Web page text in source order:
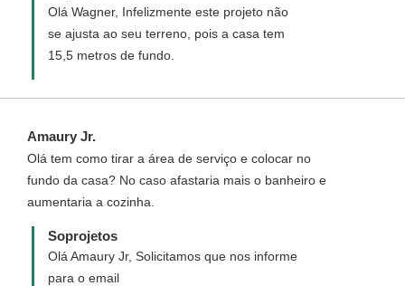
Olá Wagner, Infelizmente este projeto não
se ajusta ao seu terreno, pois a casa tem
15,5 metros de fundo.
Amaury Jr.
Olá tem como tirar a área de serviço e colocar no
fundo da casa? No caso afastaria mais o banheiro e
aumentaria a cozinha.
Soprojetos
Olá Amaury Jr, Solicitamos que nos informe
para o email